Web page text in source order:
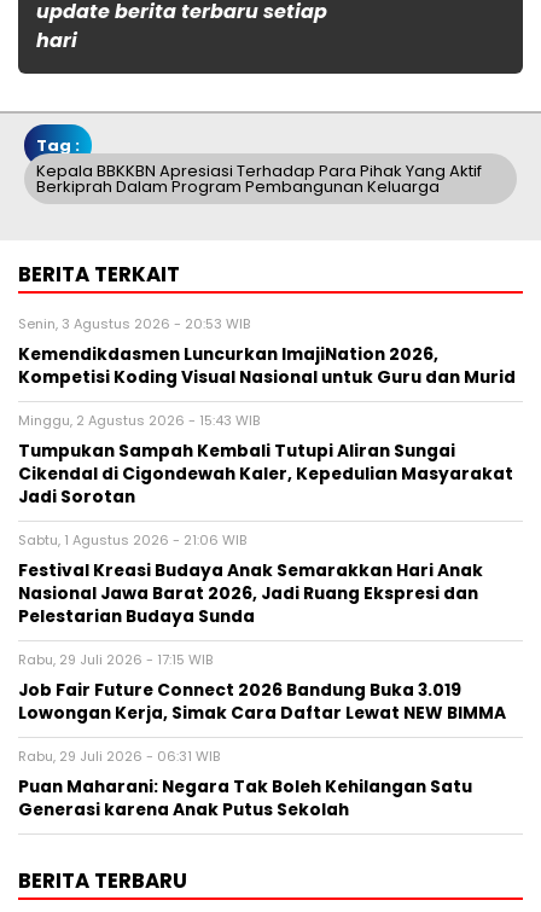
update berita terbaru setiap
hari
Tag :
Kepala BBKKBN Apresiasi Terhadap Para Pihak Yang Aktif
Berkiprah Dalam Program Pembangunan Keluarga
BERITA TERKAIT
Senin, 3 Agustus 2026 - 20:53 WIB
Kemendikdasmen Luncurkan ImajiNation 2026,
Kompetisi Koding Visual Nasional untuk Guru dan Murid
Minggu, 2 Agustus 2026 - 15:43 WIB
Tumpukan Sampah Kembali Tutupi Aliran Sungai
Cikendal di Cigondewah Kaler, Kepedulian Masyarakat
Jadi Sorotan
Sabtu, 1 Agustus 2026 - 21:06 WIB
Festival Kreasi Budaya Anak Semarakkan Hari Anak
Nasional Jawa Barat 2026, Jadi Ruang Ekspresi dan
Pelestarian Budaya Sunda
Rabu, 29 Juli 2026 - 17:15 WIB
Job Fair Future Connect 2026 Bandung Buka 3.019
Lowongan Kerja, Simak Cara Daftar Lewat NEW BIMMA
Rabu, 29 Juli 2026 - 06:31 WIB
Puan Maharani: Negara Tak Boleh Kehilangan Satu
Generasi karena Anak Putus Sekolah
BERITA TERBARU